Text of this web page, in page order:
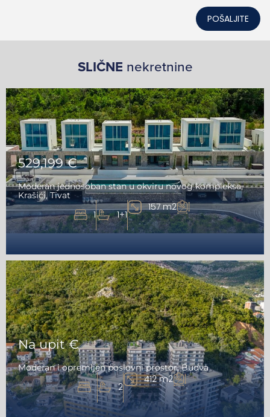
POŠALJITE
SLIČNE nekretnine
529,199 €
Moderan jednosoban stan u okviru novog kompleksa,
Krašići, Tivat
1 1+1
157 m2
Na upit €
Moderan i opremljen poslovni prostor, Budva
2
412 m2